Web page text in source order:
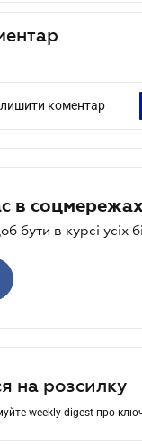
коментар
в
бути в курсі усіх
на розсилку
weekly-digest про